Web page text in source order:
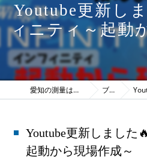
Youtube更新し
ィニティ～起動
愛知の測量は株式会社J.ace ブログ
Youtube更新しました
起動から現場作成～